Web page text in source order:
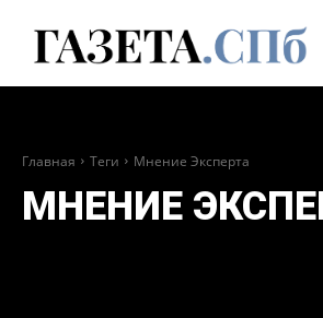
Главная Теги Мнение Эксперта
МНЕНИЕ